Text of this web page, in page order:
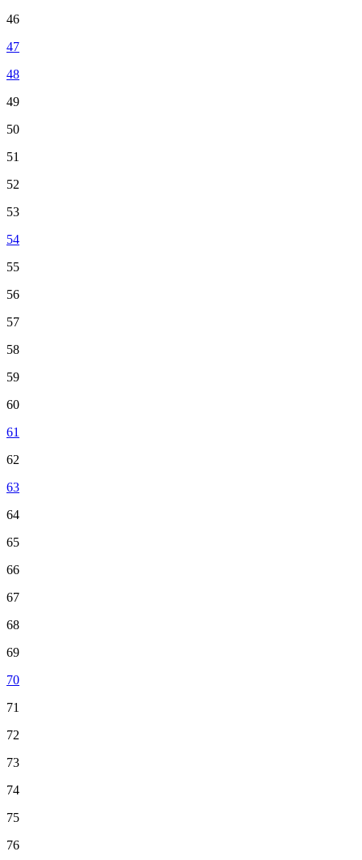
46
47
48
49
50
51
52
53
54
55
56
57
58
59
60
61
62
63
64
65
66
67
68
69
70
71
72
73
74
75
76